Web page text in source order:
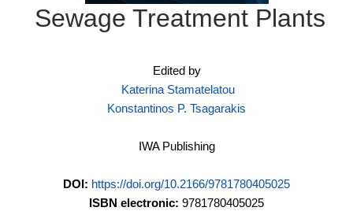
Sewage Treatment Plants
Edited by
Katerina Stamatelatou
Konstantinos P. Tsagarakis
IWA Publishing
DOI: https://doi.org/10.2166/9781780405025
ISBN electronic: 9781780405025